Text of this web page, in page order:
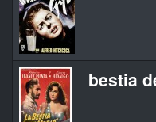
bestia